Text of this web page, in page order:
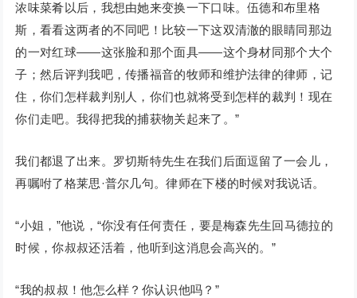
浓味菜肴以后，我想由她来变换一下口味。伍德和布里格
斯，看看这两者的不同吧！比较一下这双清澈的眼睛同那边
的一对红球——这张脸和那个面具——这个身材同那个大个
子；然后评判我吧，传播福音的牧师和维护法律的律师，记
住，你们怎样裁判别人，你们也就将受到怎样的裁判！现在
你们走吧。我得把我的捕获物关起来了。”
我们都退了出来。罗切斯特先生在我们后面逗留了一会儿，
再嘱咐了格莱思·普尔几句。律师在下楼的时候对我说话。
“小姐，”他说，“你没有任何责任，要是梅森先生回马德拉的
时候，你叔叔还活着，他听到这消息会高兴的。”
“我的叔叔！他怎么样？你认识他吗？”